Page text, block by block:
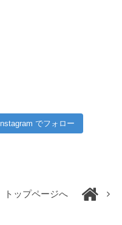
Instagram でフォロー
トップページへ